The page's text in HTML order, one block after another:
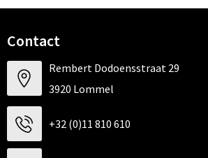
Contact
Rembert Dodoensstraat 29
3920 Lommel
+32 (0)11 810 610